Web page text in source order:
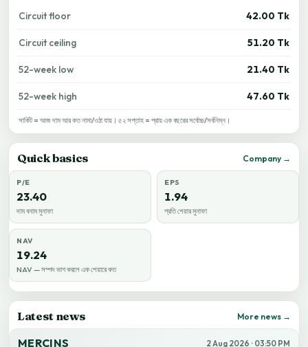
Circuit floor 42.00 Tk
Circuit ceiling 51.20 Tk
52-week low 21.40 Tk
52-week high 47.60 Tk
সার্কিট = আজ দাম আর কত নামা/ওঠা যায়। ৫২ সপ্তাহ = প্রায় এক বছরের সর্বোচ্চ/সর্বনিম্ন।
Quick basics Company →
P/E
23.40
দাম বনাম মুনাফা
EPS
1.94
প্রতি শেয়ার মুনাফা
NAV
19.24
NAV — সম্পদ ভাগ করলে এক শেয়ারে কত
Latest news More news →
MERCINS 2 Aug 2026 · 03:50 PM